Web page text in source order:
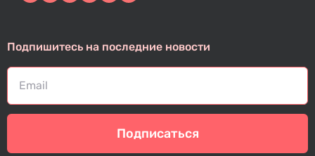
Подпишитесь на последние новости
Подписаться